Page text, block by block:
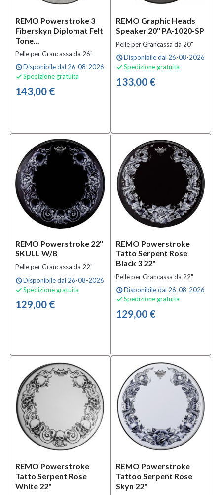
(105)
Code
EVANS
(51)
TUTTI
Pelle
Mesh
da
16"
(6)
Pelle
Mesh
da
Pelle
Mesh
20"
(1)
TUTTI
(491)
Prezzo
0,00 €
150,00 €
Arancione
(9)
REMO Powerstroke 3
Fiberskyn Diplomat Felt
Tone...
Pelle per Grancassa da 26"
scheduleDisponibile dal 26-08-2026
 Spedizione gratuita
143,00 €
REMO Graphic Heads
Speaker 20" PA-1020-SP
Pelle per Grancassa da 20"
scheduleDisponibile dal 26-08-2026
 Spedizione gratuita
133,00 €
REMO Powerstroke 22"
SKULL W/B
Pelle per Grancassa da 22"
scheduleDisponibile dal 26-08-2026
 Spedizione gratuita
129,00 €
REMO Powerstroke
Tatto Serpent Rose
Black 3 22"
Pelle per Grancassa da 22"
scheduleDisponibile dal 26-08-2026
 Spedizione gratuita
129,00 €
REMO Powerstroke
Tatto Serpent Rose
White 22"
REMO Powerstroke
Tattoo Serpent Rose
Skyn 22"